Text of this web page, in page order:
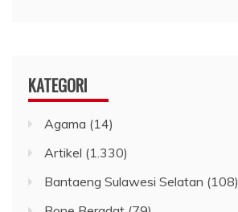
KATEGORI
Agama (14)
Artikel (1.330)
Bantaeng Sulawesi Selatan (108)